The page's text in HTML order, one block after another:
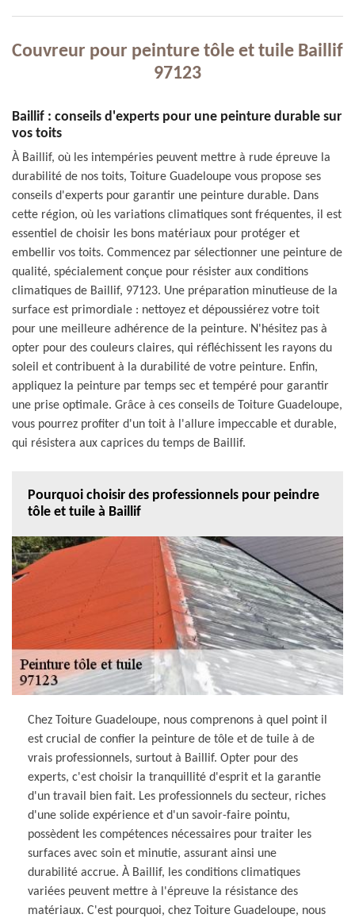
Couvreur pour peinture tôle et tuile Baillif
97123
Baillif : conseils d'experts pour une peinture durable sur
vos toits
À Baillif, où les intempéries peuvent mettre à rude épreuve la
durabilité de nos toits, Toiture Guadeloupe vous propose ses
conseils d'experts pour garantir une peinture durable. Dans
cette région, où les variations climatiques sont fréquentes, il est
essentiel de choisir les bons matériaux pour protéger et
embellir vos toits. Commencez par sélectionner une peinture de
qualité, spécialement conçue pour résister aux conditions
climatiques de Baillif, 97123. Une préparation minutieuse de la
surface est primordiale : nettoyez et dépoussiérez votre toit
pour une meilleure adhérence de la peinture. N'hésitez pas à
opter pour des couleurs claires, qui réfléchissent les rayons du
soleil et contribuent à la durabilité de votre peinture. Enfin,
appliquez la peinture par temps sec et tempéré pour garantir
une prise optimale. Grâce à ces conseils de Toiture Guadeloupe,
vous pourrez profiter d'un toit à l'allure impeccable et durable,
qui résistera aux caprices du temps de Baillif.
Pourquoi choisir des professionnels pour peindre
tôle et tuile à Baillif
Chez Toiture Guadeloupe, nous comprenons à quel point il
est crucial de confier la peinture de tôle et de tuile à de
vrais professionnels, surtout à Baillif. Opter pour des
experts, c'est choisir la tranquillité d'esprit et la garantie
d'un travail bien fait. Les professionnels du secteur, riches
d'une solide expérience et d'un savoir-faire pointu,
possèdent les compétences nécessaires pour traiter les
surfaces avec soin et minutie, assurant ainsi une
durabilité accrue. À Baillif, les conditions climatiques
variées peuvent mettre à l'épreuve la résistance des
matériaux. C'est pourquoi, chez Toiture Guadeloupe, nous